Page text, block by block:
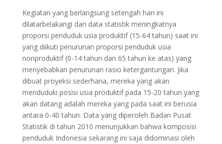
Kegiatan yang berlangsung setengah hari ini
dilatarbelakangi dari data statistik meningkatnya
proporsi penduduk usia produktif (15-64 tahun) saat ini
yang diikuti penurunan proporsi penduduk usia
nonproduktif (0-14 tahun dan 65 tahun ke atas) yang
menyebabkan penurunan rasio ketergantungan. Jika
dibuat proyeksi sederhana, mereka yang akan
menduduki posisi usia produktif pada 15-20 tahun yang
akan datang adalah mereka yang pada saat ini berusia
antara 0-40 tahun. Data yang diperoleh Badan Pusat
Statistik di tahun 2010 menunjukkan bahwa komposisi
penduduk Indonesia sekarang ini saja didominasi oleh